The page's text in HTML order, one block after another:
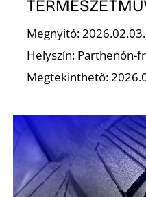
Megnyitó:
Helyszín: Parthenón-
Megtekinthető: